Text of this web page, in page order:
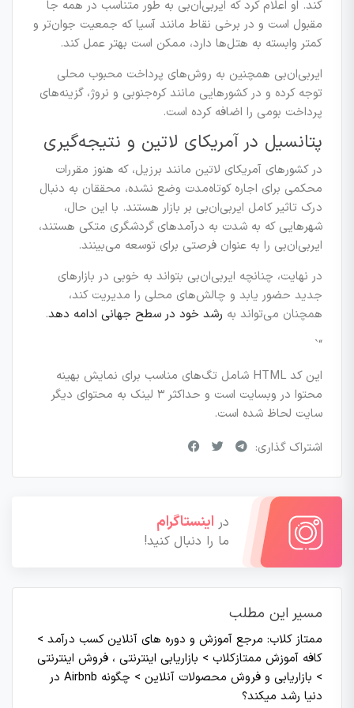
کند. او اعلام کرد که ایر‌بی‌ان‌بی به طور متناسب در همه جا
مقبول است و در برخی نقاط مانند آسیا که جمعیت جوان‌تر و
کمتر وابسته به هتل‌ها دارد، ممکن است بهتر عمل کند.
ایر‌بی‌ان‌بی همچنین به روش‌های پرداخت محبوب محلی
توجه کرده و در کشورهایی مانند کره‌جنوبی و نروژ، گزینه‌های
پرداخت بومی را اضافه کرده است.
پتانسیل در آمریکای لاتین و نتیجه‌گیری
در کشورهای آمریکای لاتین مانند برزیل، که هنوز مقررات
محکمی برای اجاره کوتاه‌مدت وضع نشده، محققان به دنبال
درک تاثیر کامل ایر‌بی‌ان‌بی بر بازار هستند. با این حال،
شهرهایی که به شدت به درآمدهای گردشگری متکی هستند،
ایر‌بی‌ان‌بی را به عنوان فرصتی برای توسعه می‌بینند.
در نهایت، چنانچه ایر‌بی‌ان‌بی بتواند به خوبی در بازارهای
جدید حضور یابد و چالش‌های محلی را مدیریت کند،
همچنان می‌تواند به رشد خود در سطح جهانی ادامه دهد.
“`
این کد HTML شامل تگ‌های مناسب برای نمایش بهینه
محتوا در وبسایت است و حداکثر ۳ لینک به محتوای دیگر
سایت لحاظ شده است.
اشتراک گذاری:
در اینستاگرام
ما را دنبال کنید!
مسیر این مطلب
ممتاز کلاب: مرجع آموزش و دوره های آنلاین کسب درآمد >
کافه آموزش ممتازکلاب > بازاریابی اینترنتی ، فروش اینترنتی
> بازاریابی و فروش محصولات آنلاین >
چگونه Airbnb در
دنیا رشد میکند؟